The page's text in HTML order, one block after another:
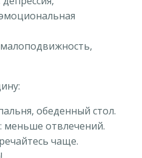
обеденный стол.
меньше отвлечений.
чаще.